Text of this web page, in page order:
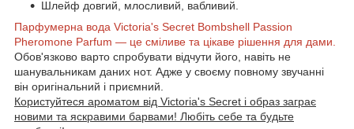
Шлейф довгий, млосливий, вабливий.
Парфумерна вода Victoria's Secret Bombshell Passion
Pheromone Parfum — це сміливе та цікаве рішення для дами.
Обов'язково варто спробувати відчути його, навіть не
шанувальникам даних нот. Адже у своєму повному звучанні
він оригінальний і приємний.
Користуйтеся ароматом від Victoria's Secret і образ заграє
новими та яскравими барвами! Любіть себе та будьте